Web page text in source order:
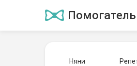
Помогатель
Няни